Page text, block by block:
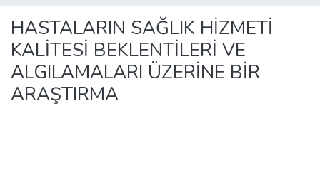
HASTALARIN SAĞLIK HİZMETİ
KALİTESİ BEKLENTİLERİ VE
ALGILAMALARI ÜZERİNE BİR
ARAŞTIRMA